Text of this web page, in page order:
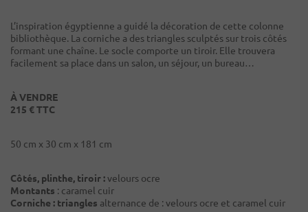
L’inspiration égyptienne a guidé la décoration de cette colonne
bibliothèque. La corniche a des triangles sculptés sur trois côtés
formant une chaîne. Le socle comporte un tiroir. Elle trouvera
facilement sa place dans un salon, un séjour, un bureau…
À VENDRE
215 € TTC
50 cm x 30 cm x 181 cm
Côtés, plinthe, tiroir :velours ocre
Montants : caramel cuir
Corniche : triangles alternance de : velours ocre et caramel cuir